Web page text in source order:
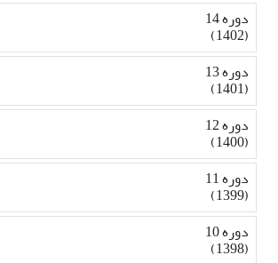
دوره 14
(1402)
دوره 13
(1401)
دوره 12
(1400)
دوره 11
(1399)
دوره 10
(1398)